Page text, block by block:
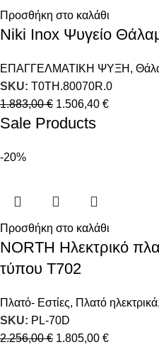
Προσθήκη στο καλάθι
Niki Inox Ψυγείο
ΕΠΑΓΓΕΛΜΑΤΙΚΗ ΨΥΞΗ ,
SKU: T0TH.80070R.0
1.883,00€ 1.506,40 €
Sale Products
-20%
Προσθήκη στο καλάθι
NORTH Ηλεκτρικό
τύπου T702
Πλατό- Εστίες, Πλατό ηλεκτρικά,
SKU: PL-70D
2.256,00€ 1.805,00 €